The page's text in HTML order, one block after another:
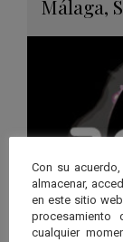
Málaga,
Con su
almacenar,
en este sitio
cualquier